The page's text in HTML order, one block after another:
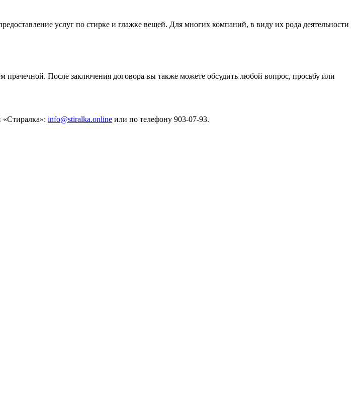
услуг по стирке и глажке вещей. Для многих компаний, в виду их рода деятельности
После заключения договора вы также можете обсудить любой вопрос, просьбу или
«Стиралка»: info@stiralka.online или по телефону 903-07-93.